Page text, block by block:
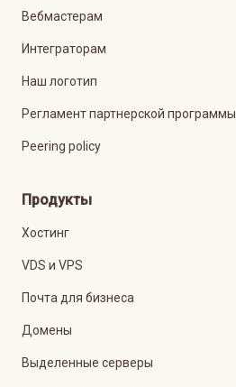
Вебмастерам
Интеграторам
Наш логотип
Регламент партнерской программы
Peering policy
Продукты
Хостинг
VDS и VPS
Почта для бизнеса
Домены
Выделенные серверы